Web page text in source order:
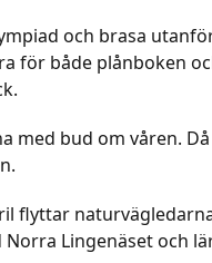
och brasa
för både plånboken
med bud om våren.
flyttar
Lingenäset och